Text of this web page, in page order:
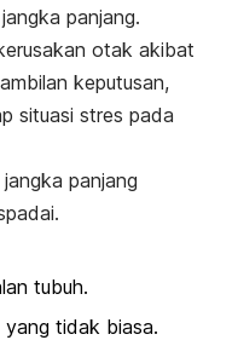
panjang.
otak akibat
keputusan,
situasi stres pada
jangka panjang
tubuh.
yang tidak biasa.